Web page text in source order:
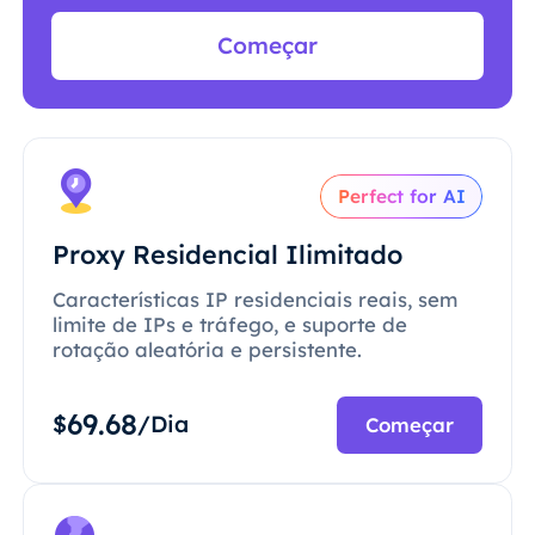
Começar
Perfect for AI
Proxy Residencial Ilimitado
Características IP residenciais reais, sem
limite de IPs e tráfego, e suporte de
rotação aleatória e persistente.
$69.68/Dia Começar